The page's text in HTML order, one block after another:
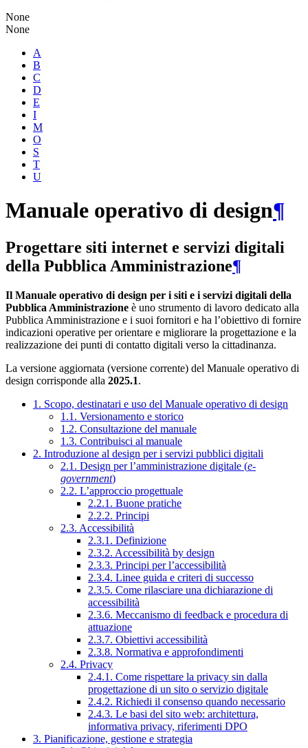
None
None
A
B
C
D
E
I
M
O
S
T
U
Manuale operativo di design¶
Progettare siti internet e servizi digitali
della Pubblica Amministrazione¶
Il Manuale operativo di design per i siti e i servizi digitali della
Pubblica Amministrazione è uno strumento di lavoro dedicato alla
Pubblica Amministrazione e i suoi fornitori e ha l’obiettivo di fornire
indicazioni operative per orientare e migliorare la progettazione e la
realizzazione dei punti di contatto digitali verso la cittadinanza.
La versione aggiornata (versione corrente) del Manuale operativo di
design corrisponde alla 2025.1.
1. Scopo, destinatari e uso del Manuale operativo di design
1.1. Versionamento e storico
1.2. Consultazione del manuale
1.3. Contribuisci al manuale
2. Introduzione al design per i servizi pubblici digitali
2.1. Design per l’amministrazione digitale (e-
government)
2.2. L’approccio progettuale
2.2.1. Buone pratiche
2.2.2. Principi
2.3. Accessibilità
2.3.1. Definizione
2.3.2. Accessibilità by design
2.3.3. Principi per l’accessibilità
2.3.4. Linee guida e criteri di successo
2.3.5. Come rilasciare una dichiarazione di
accessibilità
2.3.6. Meccanismo di feedback e procedura di
attuazione
2.3.7. Obiettivi accessibilità
2.3.8. Normativa e approfondimenti
2.4. Privacy
2.4.1. Come rispettare la privacy sin dalla
progettazione di un sito o servizio digitale
2.4.2. Richiedi il consenso quando necessario
2.4.3. Le basi del sito web: architettura,
informativa privacy, riferimenti DPO
3. Pianificazione, gestione e strategia